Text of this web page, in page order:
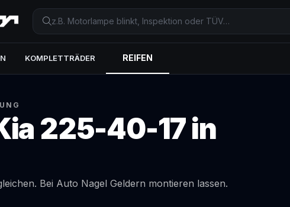
KOMPLETTRÄDER REIFEN
225-40-17in
Bei Auto Nagel Geldern montieren lassen.